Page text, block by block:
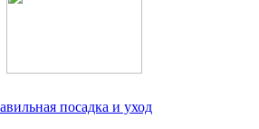
посадка и уход